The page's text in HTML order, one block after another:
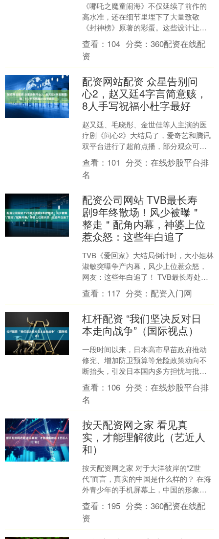
《哪吒之魔童闹海》不仅延续了前作的
高水准，还在细节里埋下了大量致敬
《封神榜》原著的彩蛋。这些设计让老
读者会心一笑，也丰富了故事的层次。
今天就盘点几个最让人惊喜的....
查看： 104 分类：360配资在线配
资
配资网站配资 众星告别问
心2，赵又廷4字言简意赅，
8人手写祝福小杜字最好
赵又廷、毛晓彤、金世佳等人主演的医
疗剧《问心2》大结局了，爱奇艺和腾讯
双平台进行了超前点播，部分观众可以
提前解锁大结局配资网站配资，但普通
会员和一直在央视观看的....
查看： 101 分类：在线炒股平台排
名
配资公司网站 TVB最长寿
剧9年终散场！风少被曝＂
整走＂配角内幕，神婆上位
惹众怒：这些年白追了
TVB《爱回家》大结局倒计时，大小姐林
淑敏突曝争产内幕，风少上位惹众怒，
网友：这些年白追了！ TVB最长寿处境
剧《爱·回家之开心速递》宣布将于今年7
月画上句号，....
查看： 117 分类：配资入门网
杠杆配资 “我们坚决反对日
本走向战争”（国际视点）
一段时间以来，日本高市早苗政府推动
修宪、增加防卫预算等危险政策动向不
断抬头，引发日本国内多方担忧与批
评。3月24日，一名日本自卫队现役官员
翻墙强行闯入中国驻日本....
查看： 106 分类：在线炒股平台排
名
按天配资网之家 看见真
实，才能理解彼此（艺近人
和）
按天配资网之家 对于大洋彼岸的“Z世
代”而言，真实的中国是什么样的？ 在海
外青少年的手机屏幕上，中国的形象有
时体现为令人惊叹的机器人、电动车与
现代化城市，有时是....
查看： 195 分类：360配资在线配
资